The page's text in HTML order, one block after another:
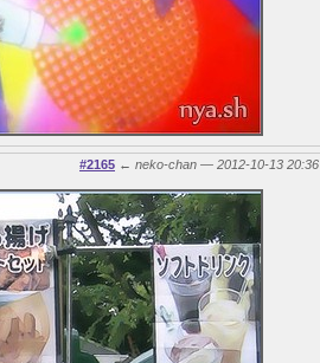
#2165 ← neko-chan — 2012-10-13 20:36